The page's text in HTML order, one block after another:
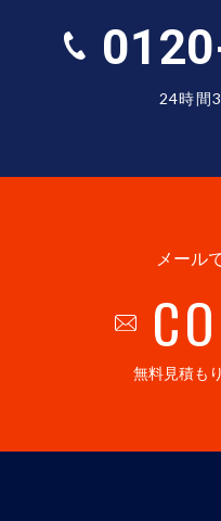
24時間
メール
無料見積も